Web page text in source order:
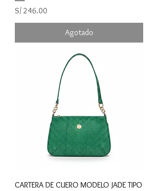
Precio
S/ 246.00
Agotado
CARTERA DE CUERO MODELO JADE TIPO